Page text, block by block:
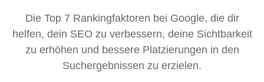
Die Top 7 Rankingfaktoren bei Google, die dir
helfen, dein SEO zu verbessern, deine Sichtbarkeit
zu erhöhen und bessere Platzierungen in den
Suchergebnissen zu erzielen.